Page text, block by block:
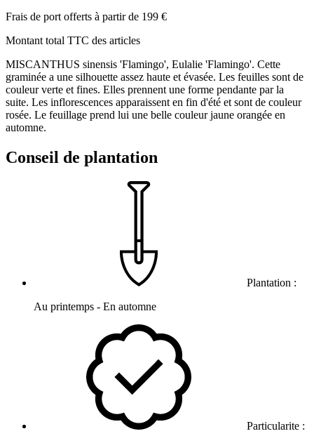
Frais de port offerts à partir de 199 €
Montant total TTC des articles
MISCANTHUS sinensis 'Flamingo', Eulalie 'Flamingo'. Cette
graminée a une silhouette assez haute et évasée. Les feuilles sont de
couleur verte et fines. Elles prennent une forme pendante par la
suite. Les inflorescences apparaissent en fin d'été et sont de couleur
rosée. Le feuillage prend lui une belle couleur jaune orangée en
automne.
Conseil de plantation
Plantation :
Au printemps - En automne
Particularite :